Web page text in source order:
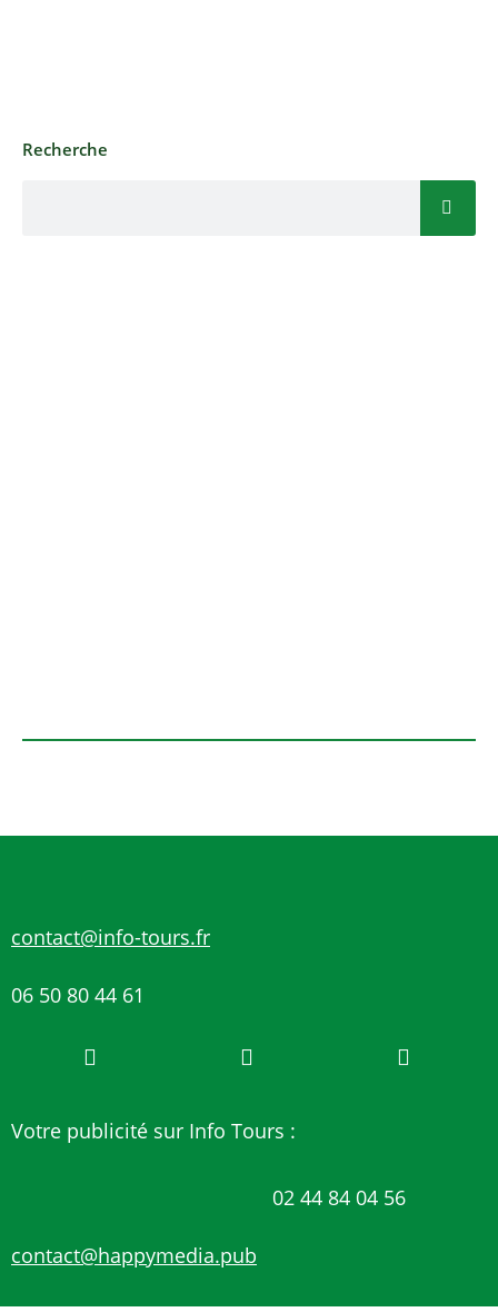
Recherche
contact@info-tours.fr
06 50 80 44 61
Votre publicité sur Info Tours :
02 44 84 04 56
contact@happymedia.pub